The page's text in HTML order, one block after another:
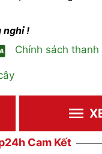
nghỉ !
Chính sách thanh
Cam Kết